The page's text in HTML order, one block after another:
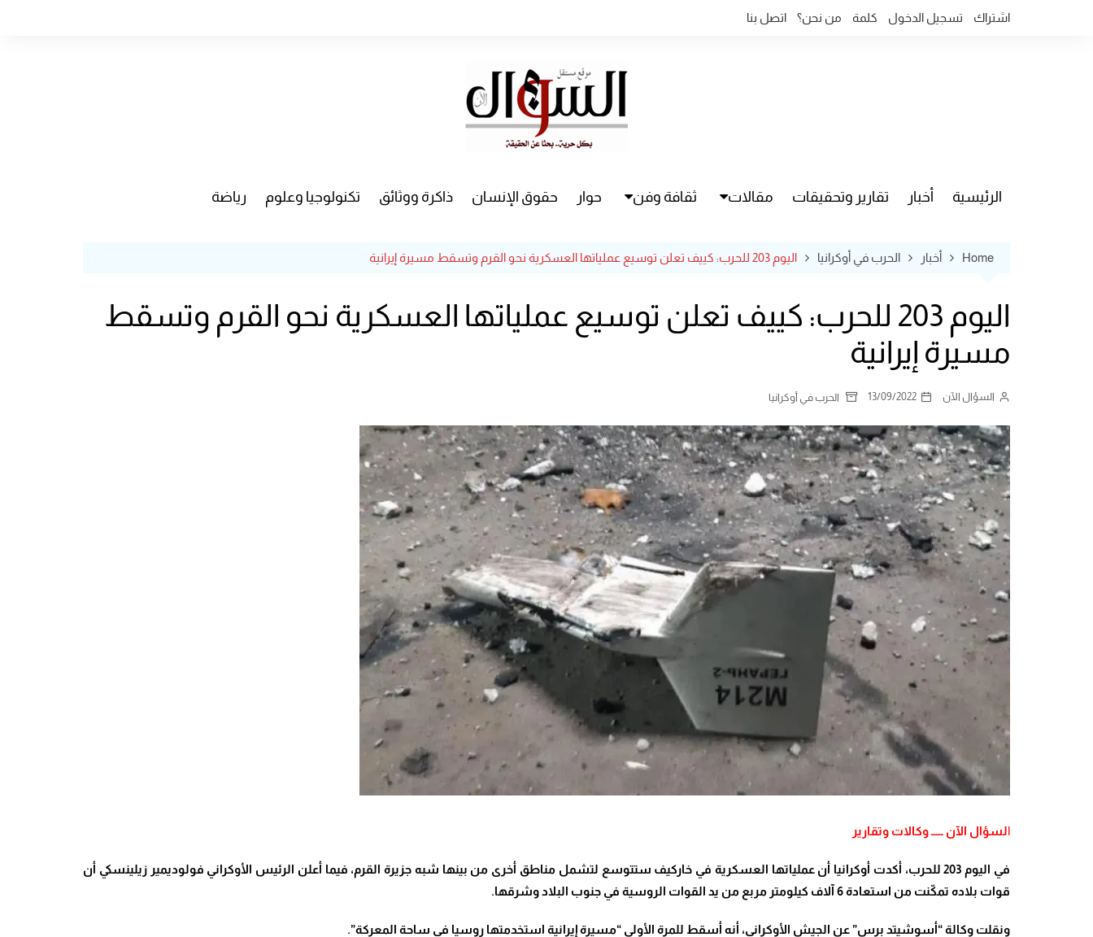
اشتراك تسجيل الدخول كلمة من نحن؟ اتصل بنا
الرئيسية أخبار تقارير وتحقيقات مقالات ثقافة وفن
مسرح
حوار حقوق الإنسان ذاكرة ووثائق تكنولوجيا وعلوم رياضة
Home أخبار الحرب في أوكرانيا اليوم 203 للحرب: كييف تعلن توسيع عملياتها العسكرية نحو القرم وتسقط مسيرة إيرانية
اليوم 203 للحرب: كييف تعلن توسيع عملياتها العسكرية نحو القرم وتسقط
مسيرة إيرانية
السؤال الآن 13/09/2022 الحرب في أوكرانيا
السؤال الآن ـــــ وكالات وتقارير
في اليوم 203 للحرب، أكدت أوكرانيا أن عملياتها العسكرية في خاركيف ستتوسع لتشمل مناطق أخرى من بينها شبه جزيرة القرم، فيما أعلن الرئيس الأوكراني فولوديمير زيلينسكي أن
قوات بلاده تمكّنت من استعادة 6 آلاف كيلومتر مربع من يد القوات الروسية في جنوب البلاد وشرقها.
ونقلت وكالة “أسوشيتد برس” عن الجيش الأوكراني، أنه أسقط للمرة الأولى “مسيرة إيرانية استخدمتها روسيا في ساحة المعركة”.